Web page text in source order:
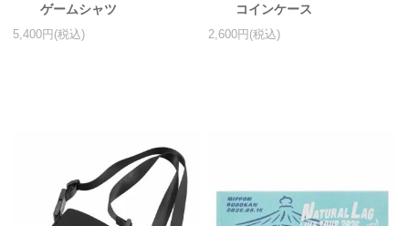
アクリルスタンド・アクセサリー・帽子
岩岡徹グッズ
大野雄大グッズ
ゲームシャツ
5,400円(税込)
コインケース
2,600円(税込)